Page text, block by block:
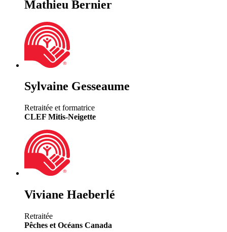
Mathieu Bernier
Sylvaine Gesseaume
Retraitée et formatrice
CLEF Mitis-Neigette
Viviane Haeberlé
Retraitée
Pêches et Océans Canada